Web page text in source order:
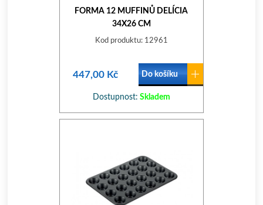
FORMA 12 MUFFINŮ DELÍCIA
34X26 CM
Kod produktu: 12961
447,00 Kč Do košíku
Dostupnost: Skladem